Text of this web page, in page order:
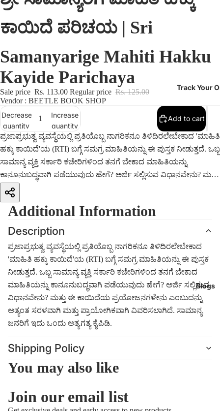
Track Your
Blogs
ಕಾಯಿದೆ ಪರಿಚಯ | Sri
Samanyarige Mahiti Hakku
Kayide Parichaya
Sale price Rs. 113.00 Regular price Rs. 125.00
Vendor : BEETLE BOOK SHOP
Decrease
quantity
Increase
quantity
Add to cart
ಪ್ರಜಾಪ್ರಭುತ್ವ ವ್ಯವಸ್ಥೆಯಲ್ಲಿ ಪ್ರತಿಯೊಬ್ಬ ನಾಗರಿಕನೂ ತಿಳಿದಿರಲೇಬೇಕಾದ 'ಮಾಹಿತಿ
ಹಕ್ಕು ಕಾಯಿದೆ'ಯ (RTI) ಬಗ್ಗೆ ಸಮಗ್ರ ಮಾಹಿತಿಯನ್ನು ಈ ಪುಸ್ತಕ ನೀಡುತ್ತದೆ. ಒಬ್ಬ
ಸಾಮಾನ್ಯ ವ್ಯಕ್ತಿ ಸರ್ಕಾರಿ ಕಚೇರಿಗಳಿಂದ ತನಗೆ ಬೇಕಾದ ಮಾಹಿತಿಯನ್ನು
ಕಾನೂನುಬದ್ಧವಾಗಿ ಪಡೆಯುವುದು ಹೇಗೆ? ಅರ್ಜಿ ಸಲ್ಲಿಸುವ ವಿಧಾನವೇನು? ಮತ್ತು
ಈ ಕಾಯಿದೆಯ ಪ್ರಯೋಜನಗಳೇನು ಎಂಬುದನ್ನು ಅತ್ಯಂತ ಸರಳವಾಗಿ ಮತ್ತು
ಪ್ರಾಯೋಗಿಕವಾಗಿ ವಿವರಿಸಲಾಗಿದೆ. ಸಾಮಾನ್ಯ ಜನರಿಗೆ ಇದು ಒಂದು ಅತ್ಯಗತ್ಯ
ಕೈಪಿಡಿ.
Additional Information
Description
ಪ್ರಜಾಪ್ರಭುತ್ವ ವ್ಯವಸ್ಥೆಯಲ್ಲಿ ಪ್ರತಿಯೊಬ್ಬ ನಾಗರಿಕನೂ ತಿಳಿದಿರಲೇಬೇಕಾದ
'ಮಾಹಿತಿ ಹಕ್ಕು ಕಾಯಿದೆ'ಯ (RTI) ಬಗ್ಗೆ ಸಮಗ್ರ ಮಾಹಿತಿಯನ್ನು ಈ ಪುಸ್ತಕ
ನೀಡುತ್ತದೆ. ಒಬ್ಬ ಸಾಮಾನ್ಯ ವ್ಯಕ್ತಿ ಸರ್ಕಾರಿ ಕಚೇರಿಗಳಿಂದ ತನಗೆ ಬೇಕಾದ
ಮಾಹಿತಿಯನ್ನು ಕಾನೂನುಬದ್ಧವಾಗಿ ಪಡೆಯುವುದು ಹೇಗೆ? ಅರ್ಜಿ ಸಲ್ಲಿಸುವ
ವಿಧಾನವೇನು? ಮತ್ತು ಈ ಕಾಯಿದೆಯ ಪ್ರಯೋಜನಗಳೇನು ಎಂಬುದನ್ನು
ಅತ್ಯಂತ ಸರಳವಾಗಿ ಮತ್ತು ಪ್ರಾಯೋಗಿಕವಾಗಿ ವಿವರಿಸಲಾಗಿದೆ. ಸಾಮಾನ್ಯ
ಜನರಿಗೆ ಇದು ಒಂದು ಅತ್ಯಗತ್ಯ ಕೈಪಿಡಿ.
Shipping Policy
You may also like
Join our email list
Refund policy